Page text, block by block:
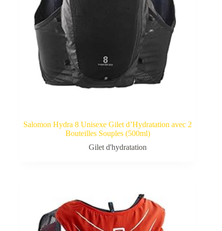
Salomon Hydra 8 Unisexe Gilet d’Hydratation avec 2
Bouteilles Souples (500ml)
Gilet d'hydratation